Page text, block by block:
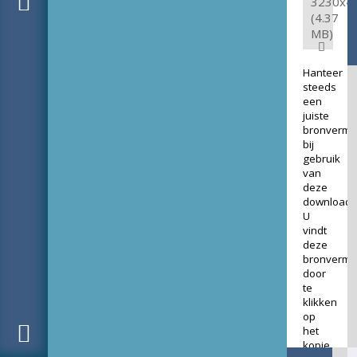
(4.37
MB)
Hanteer
steeds
een
juiste
bij
gebruik
van
deze
download.
U
vindt
deze
door
te
klikken
op
het
kopje